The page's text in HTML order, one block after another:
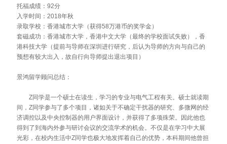
托福成绩：92分
入学时间：2018年秋
录取学校：香港城市大学（获得58万港币的奖学金）
套磁成功：香港城市大学，香港中文大学（最终的学校面试失败），香
港科技大学（提前与导师在深圳进行研究，后认为导师的方向与自己的
预想有较大出入，故自行向导师提出退出项目）
景鸿留学顾问总结：
Z同学是一个硕士在读生，学习的专业与电气工程有关。硕士就读期
间，Z同学参与了多个项目，诸如关于不确定干扰器的研究、多微网的经
济调控以及中央控制器的用户界面设计，并获得了多项殊荣。因此他也
得到了到海内外参与研讨会议的交流学术的机会。不仅是在学习中大展
光彩，在校内生活中Z同学也极大地发挥着自己的优势，本科期间他曾担